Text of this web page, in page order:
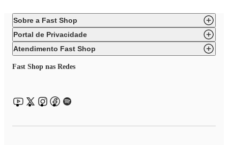
Sobre a Fast Shop
Portal de Privacidade
Atendimento Fast Shop
Fast Shop nas Redes